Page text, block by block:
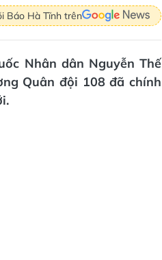
Báo Hà Tĩnh trên
Nhân dân Nguyễn Thế
Quân đội 108 đã chính